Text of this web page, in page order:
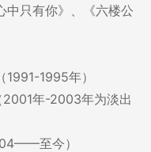
中只有你》、《六楼公
1995年）
年-2003年为淡出
至今）